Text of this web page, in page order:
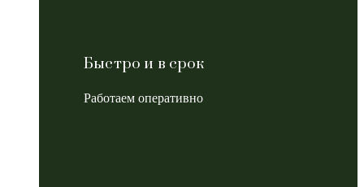
Быстро и в срок
Работаем оперативно